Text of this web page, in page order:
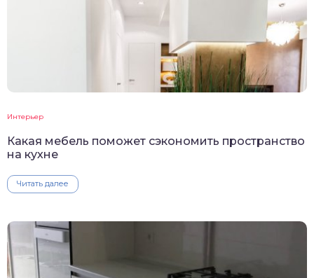
Интерьер
Какая мебель поможет сэкономить пространство
на кухне
Читать далее